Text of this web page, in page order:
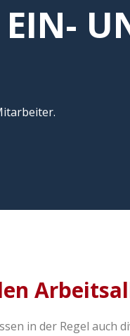
EIN-
in der Regel auch